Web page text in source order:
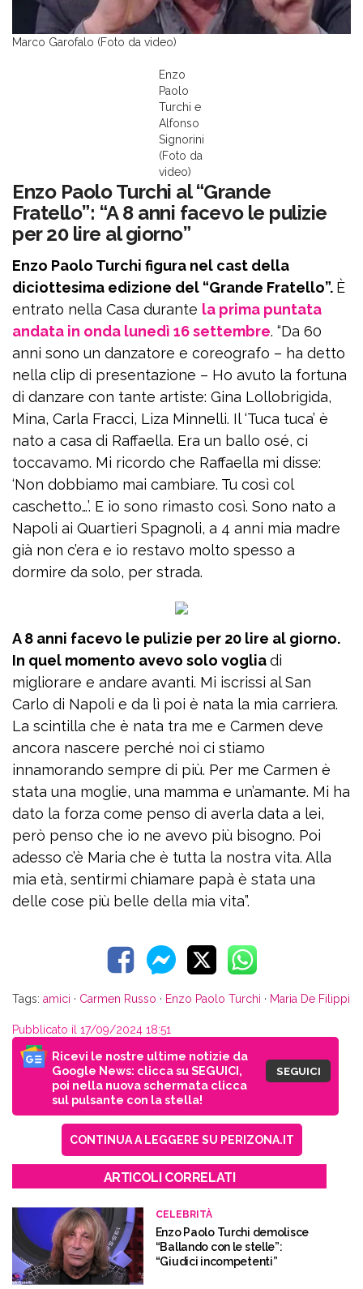
Marco Garofalo (Foto da video)
Enzo
Paolo
Turchi e
Alfonso
Signorini
(Foto da
video)
Enzo Paolo Turchi al “Grande
Fratello”: “A 8 anni facevo le pulizie
per 20 lire al giorno”
Enzo Paolo Turchi figura nel cast della
diciottesima edizione del “Grande Fratello”. È
entrato nella Casa durante la prima puntata
andata in onda lunedì 16 settembre. “Da 60
anni sono un danzatore e coreografo – ha detto
nella clip di presentazione – Ho avuto la fortuna
di danzare con tante artiste: Gina Lollobrigida,
Mina, Carla Fracci, Liza Minnelli. Il ‘Tuca tuca’ è
nato a casa di Raffaella. Era un ballo osé, ci
toccavamo. Mi ricordo che Raffaella mi disse:
‘Non dobbiamo mai cambiare. Tu così col
caschetto…’. E io sono rimasto così. Sono nato a
Napoli ai Quartieri Spagnoli, a 4 anni mia madre
già non c’era e io restavo molto spesso a
dormire da solo, per strada.
A 8 anni facevo le pulizie per 20 lire al giorno.
In quel momento avevo solo vogliadi
migliorare e andare avanti. Mi iscrissi al San
Carlo di Napoli e da lì poi è nata la mia carriera.
La scintilla che è nata tra me e Carmen deve
ancora nascere perché noi ci stiamo
innamorando sempre di più. Per me Carmen è
stata una moglie, una mamma e un’amante. Mi ha
dato la forza come penso di averla data a lei,
però penso che io ne avevo più bisogno. Poi
adesso c’è Maria che è tutta la nostra vita. Alla
mia età, sentirmi chiamare papà è stata una
delle cose più belle della mia vita”.
Tags: amici · Carmen Russo · Enzo Paolo Turchi · Maria De Filippi
Pubblicato il 17/09/2024 18:51
Ricevi le nostre ultime notizie da
Google News: clicca su SEGUICI,
poi nella nuova schermata clicca
sul pulsante con la stella!
SEGUICI
CONTINUA A LEGGERE SU PERIZONA.IT
ARTICOLI CORRELATI
CELEBRITÀ
Enzo Paolo Turchi demolisce
“Ballando con le stelle”:
“Giudici incompetenti”